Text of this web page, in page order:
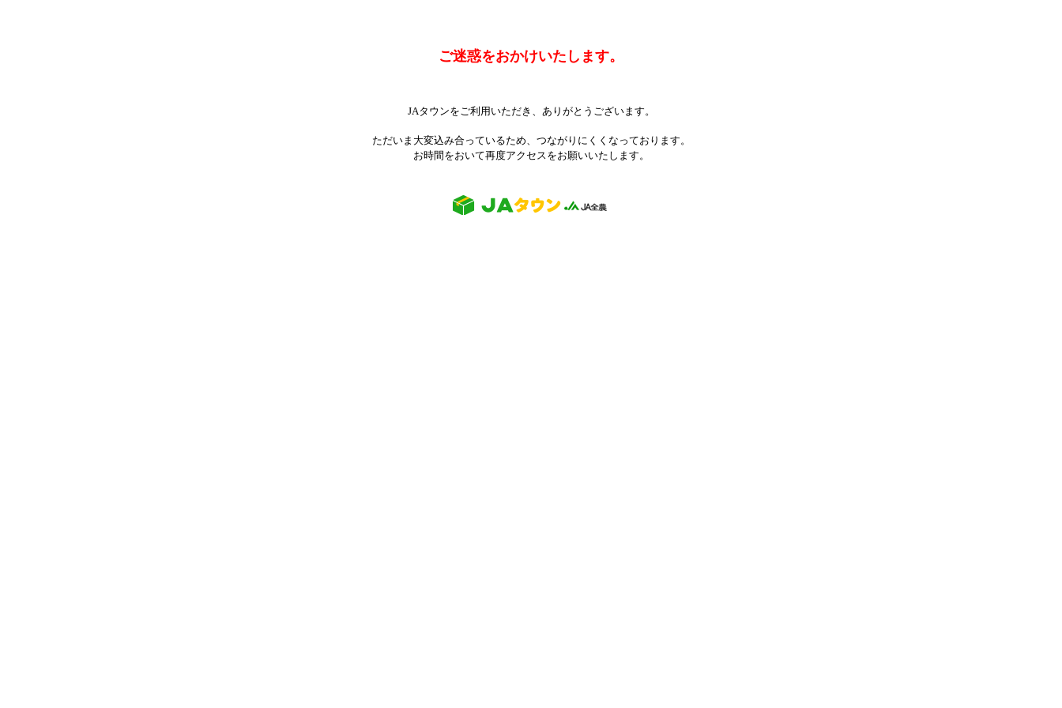
ご迷惑をおかけいたします。
JAタウンをご利用いただき、ありがとうございます。
ただいま大変込み合っているため、つながりにくくなっております。
お時間をおいて再度アクセスをお願いいたします。